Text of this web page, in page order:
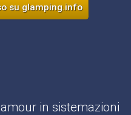
su glamping.info
in sistemazioni